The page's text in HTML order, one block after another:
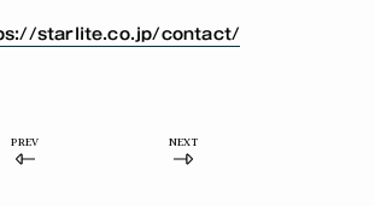
starlite.co.jp/contact/
PREV NEXT